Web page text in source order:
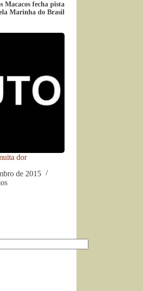
Macacos fecha pista
Marinha do Brasil
dor
de 2015